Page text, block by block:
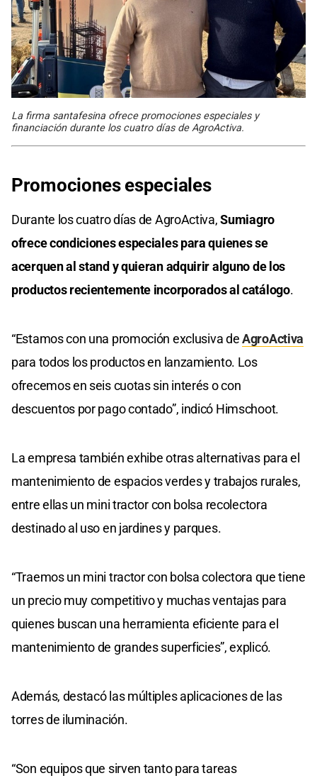
La firma santafesina ofrece promociones especiales y
financiación durante los cuatro días de AgroActiva.
Promociones especiales
Durante los cuatro días de AgroActiva,Sumiagro
ofrece condiciones especiales para quienes se
acerquen al stand y quieran adquirir alguno de los
productos recientemente incorporados al catálogo.
“Estamos con una promoción exclusiva deAgroActiva
para todos los productos en lanzamiento. Los
ofrecemos en seis cuotas sin interés o con
descuentos por pago contado”, indicó Himschoot.
La empresa también exhibe otras alternativas para el
mantenimiento de espacios verdes y trabajos rurales,
entre ellas un mini tractor con bolsa recolectora
destinado al uso en jardines y parques.
“Traemos un mini tractor con bolsa colectora que tiene
un precio muy competitivo y muchas ventajas para
quienes buscan una herramienta eficiente para el
mantenimiento de grandes superficies”, explicó.
Además, destacó las múltiples aplicaciones de las
torres de iluminación.
“Son equipos que sirven tanto para tareas